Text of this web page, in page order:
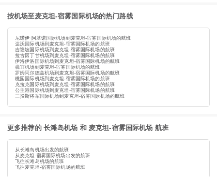
按机场至麦克坦-宿雾国际机场的热门路线
尼诺伊·阿基诺国际机场到麦克坦-宿雾国际机场的航班
达沃国际机场到麦克坦-宿雾国际机场的航班
吉隆坡国际机场到麦克坦-宿雾国际机场的航班
拉古因丁甘机场到麦克坦-宿雾国际机场的航班
伊洛伊洛国际机场到麦克坦-宿雾国际机场的航班
樟宜机场到麦克坦-宿雾国际机场的航班
罗姆阿尔德兹机场到麦克坦-宿雾国际机场的航班
桃园国际机场到麦克坦-宿雾国际机场的航班
克拉克国际机场到麦克坦-宿雾国际机场的航班
公主港国际机场到麦克坦-宿雾国际机场的航班
三投斯将军国际机场到麦克坦-宿雾国际机场的航班
更多推荐的 长滩岛机场 和 麦克坦-宿雾国际机场 航班
从长滩岛机场出发的航班
从麦克坦-宿雾国际机场出发的航班
飞往长滩岛机场的航班
飞往麦克坦-宿雾国际机场的航班